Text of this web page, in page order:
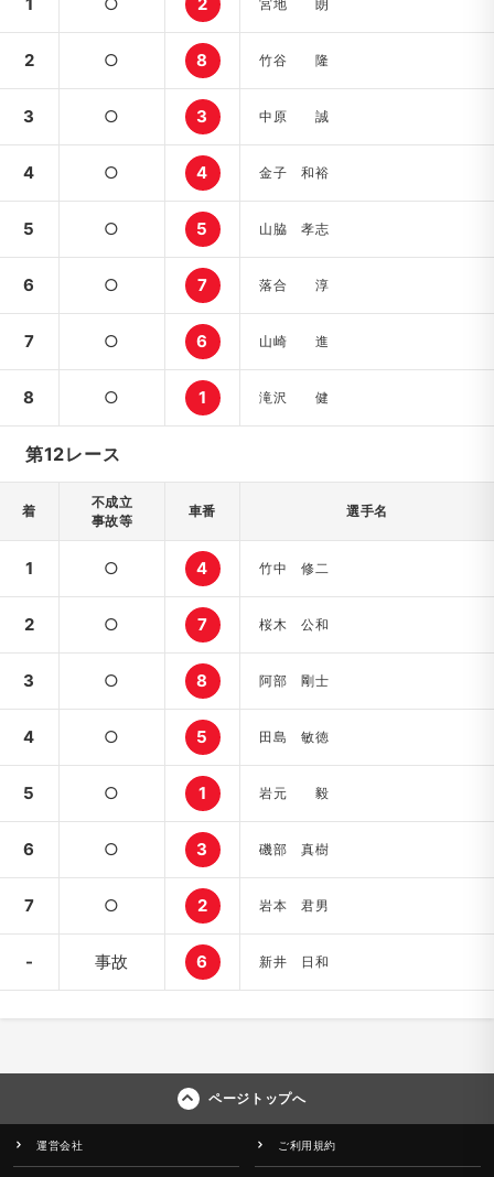
1 ○ 2 宮地 朗
2 ○ 8 竹谷 隆
3 ○ 3 中原 誠
4 ○ 4 金子 和裕
5 ○ 5 山脇 孝志
6 ○ 7 落合 淳
7 ○ 6 山崎 進
8 ○ 1 滝沢 健
第12レース
着
不成立
事故等
車番 選手名
1 ○ 4 竹中 修二
2 ○ 7 桜木 公和
3 ○ 8 阿部 剛士
4 ○ 5 田島 敏徳
5 ○ 1 岩元 毅
6 ○ 3 磯部 真樹
7 ○ 2 岩本 君男
- 事故 6 新井 日和
ページトップへ
運営会社 ご利用規約